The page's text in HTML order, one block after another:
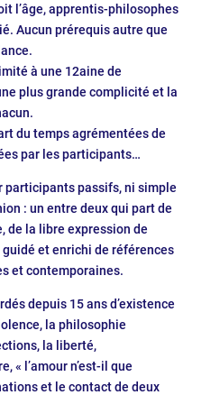
l’âge, apprentis-philosophes
Aucun prérequis autre que
à une 12aine de
plus grande complicité et la
du temps agrémentées de
par les participants…
participants passifs, ni simple
: un entre deux qui part de
de la libre expression de
et enrichi de références
et contemporaines.
depuis 15 ans d’existence
la philosophie
la liberté,
« l’amour n’est-il que
et le contact de deux